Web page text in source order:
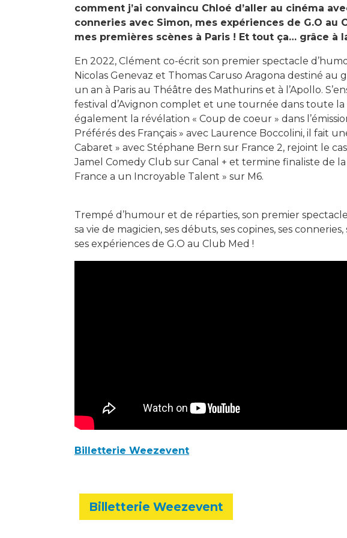
comment j’ai convaincu Chloé d’aller au cinéma
conneries avec Simon, mes expériences de G.O au
mes premières scènes à Paris ! Et tout ça… grâce à
En 2022, Clément co-écrit son premier spectacle
Nicolas Genevaz et Thomas Caruso Aragona destiné au
un an à Paris au Théâtre des Mathurins et à l’Apollo.
festival d’Avignon complet et une tournée dans toute la
également la révélation « Coup de coeur » dans
Préférés des Français » avec Laurence Boccolini, il fait
Cabaret » avec Stéphane Bern sur France 2, rejoint le
Jamel Comedy Club sur Canal + et termine finaliste de la
France a un Incroyable Talent » sur M6.
Trempé d’humour et de réparties, son premier
sa vie de magicien, ses débuts, ses copines, ses
ses expériences de G.O au Club Med !
Billetterie Weezevent
Billetterie Weezevent